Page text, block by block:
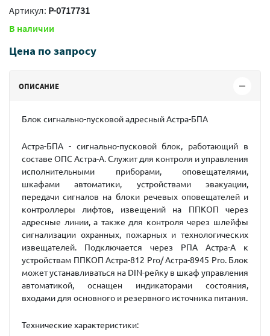
Артикул: P-0717731
В наличии
Цена по запросу
ОПИСАНИЕ
Блок сигнально-пусковой адресный Астра-БПА
Астра-БПА - сигнально-пусковой блок, работающий в
составе ОПС Астра-А. Служит для контроля и управления
исполнительными приборами, оповещателями,
шкафами автоматики, устройствами эвакуации,
передачи сигналов на блоки речевых оповещателей и
контроллеры лифтов, извещений на ППКОП через
адресные линии, а также для контроля через шлейфы
сигнализации охранных, пожарных и технологических
извещателей. Подключается через РПА Астра-А к
устройствам ППКОП Астра-812 Pro/ Астра-8945 Pro. Блок
может устанавливаться на DIN-рейку в шкаф управления
автоматикой, оснащен индикаторами состояния,
входами для основного и резервного источника питания.
Технические характеристики: